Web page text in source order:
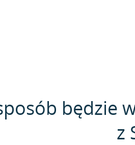
będzie
z